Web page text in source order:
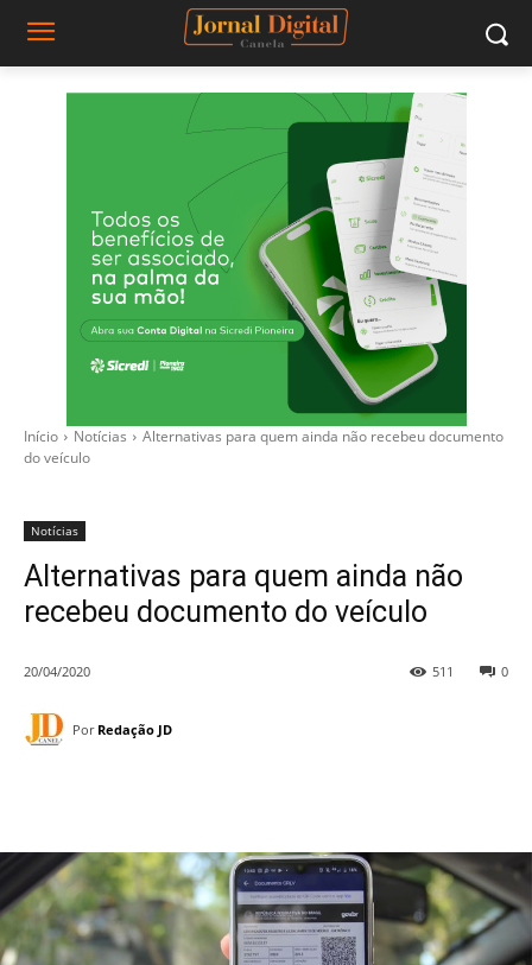
Início Notícias
Alternativas para quem ainda não recebeu documento
do veículo
Notícias
Alternativas para quem ainda não
recebeu documento do veículo
20/04/2020 0
511
Por Redação JD